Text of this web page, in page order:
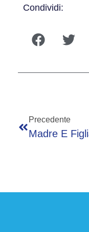
Condividi:
Precedente